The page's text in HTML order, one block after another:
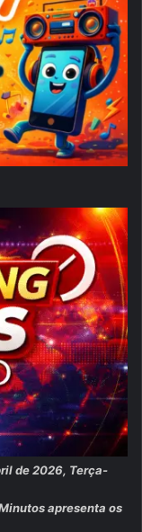
de 2026, Terça-
apresenta os